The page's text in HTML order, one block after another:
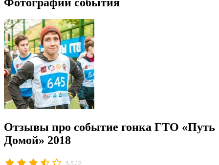
Отзывы про событие гонка ГТО «Путь
Домой» 2018
3.5 /2